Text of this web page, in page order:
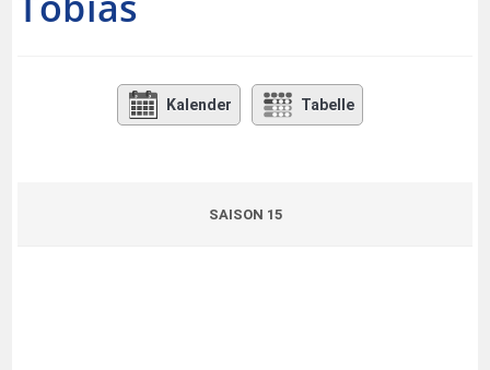
Kalender Tabelle
SAISON 15